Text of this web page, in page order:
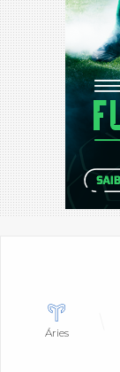
Áries